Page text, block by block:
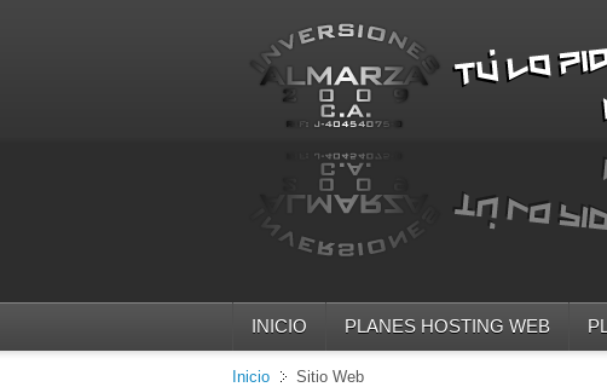
INICIO PLANES HOSTING WEB
Inicio Sitio Web